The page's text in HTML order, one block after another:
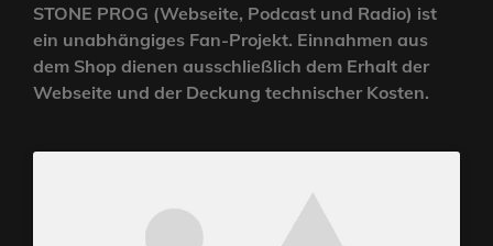
STONE PROG (Webseite, Podcast und Radio) ist
ein unabhängiges Fan-Projekt. Einnahmen aus
dem Shop dienen ausschließlich dem Erhalt der
Webseite und der Deckung technischer Kosten.